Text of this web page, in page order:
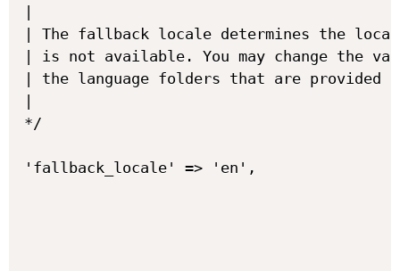
| The fallback locale determines the
| is not available. You may change the
| the language folders that are provided
*/